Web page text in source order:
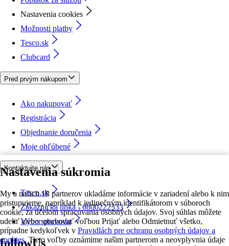
Nastavenia súkromia
My a našich 18 partnerov ukladáme informácie v zariadení alebo k nim
pristupujeme, napríklad k jedinečným identifikátorom v súboroch
cookie, za účelom spracúvania osobných údajov. Svoj súhlas môžete
udeliť alebo spravovať voľbou Prijať alebo Odmietnuť všetko,
prípadne kedykoľvek v Pravidlách pre ochranu osobných údajov a
cookies. Tieto voľby oznámime našim partnerom a neovplyvnia údaje
Nastavenia cookies
Možnosti platby
Tesco.sk
Clubcard
Pred prvým nákupom
Ako nakupovať
Registrácia
Objednanie doručenia
Moje obľúbené
Kontaktujte nás
Tesco.sk
Zákaznícka linka - 0800222333
Výber obchodu
followUs